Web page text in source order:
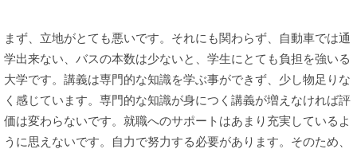
まず、立地がとても悪いです。それにも関わらず、自動車では通
学出来ない、バスの本数は少ないと、学生にとても負担を強いる
大学です。講義は専門的な知識を学ぶ事ができず、少し物足りな
く感じています。専門的な知識が身につく講義が増えなければ評
価は変わらないです。就職へのサポートはあまり充実しているよ
うに思えないです。自力で努力する必要があります。そのため、